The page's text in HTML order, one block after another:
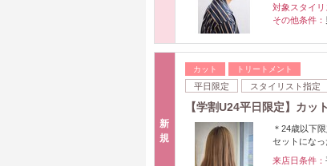
対象スタイリ
その他条件：
新
規
カット トリートメント
平日限定 スタイリスト指定
【学割U24平日限定】カッ
＊24歳以下
セットにな
来店日条件：